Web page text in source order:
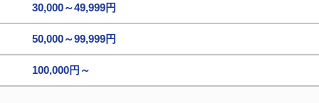
30,000～49,999円
50,000～99,999円
100,000円～